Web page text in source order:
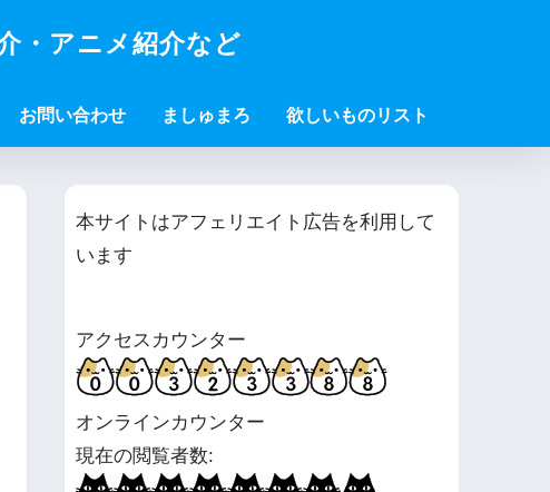
・アニメ紹介など
お問い合わせ ましゅまろ 欲しいものリスト
本サイトはアフェリエイト広告を利用して
います
アクセスカウンター
オンラインカウンター
現在の閲覧者数: